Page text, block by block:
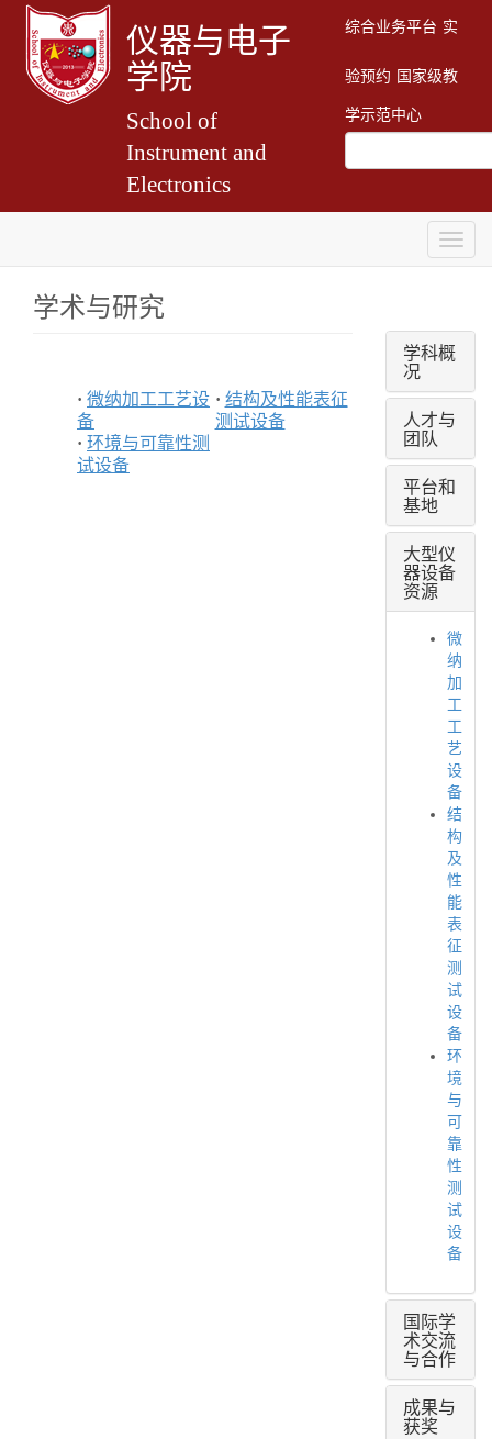
仪器与电子
学院
School of
Instrument and
Electronics
综合业务平台 实
验预约 国家级教
学示范中心
学术与研究
· 微纳加工工艺设
备
· 结构及性能表征
测试设备
· 环境与可靠性测
试设备
学科概
况
人才与
团队
平台和
基地
大型仪
器设备
资源
微
纳
加
工
工
艺
设
备
结
构
及
性
能
表
征
测
试
设
备
环
境
与
可
靠
性
测
试
设
备
国际学
术交流
与合作
成果与
获奖